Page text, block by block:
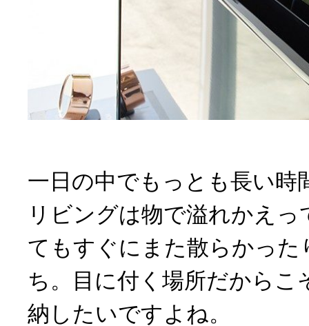
一日の中でもっとも長い時
リビングは物で溢れかえ
てもすぐにまた散らかっ
ち。目に付く場所だからこ
納したいですよね。